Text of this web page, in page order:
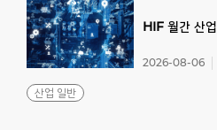
HIF 월간 산업
산업 일반
2026-08-06